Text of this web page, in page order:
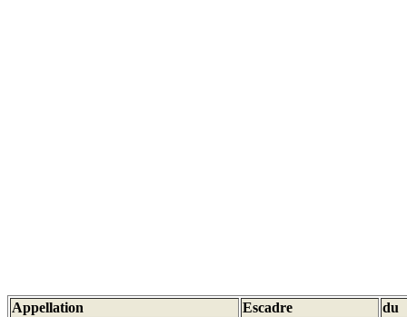
Appellation Escadre du